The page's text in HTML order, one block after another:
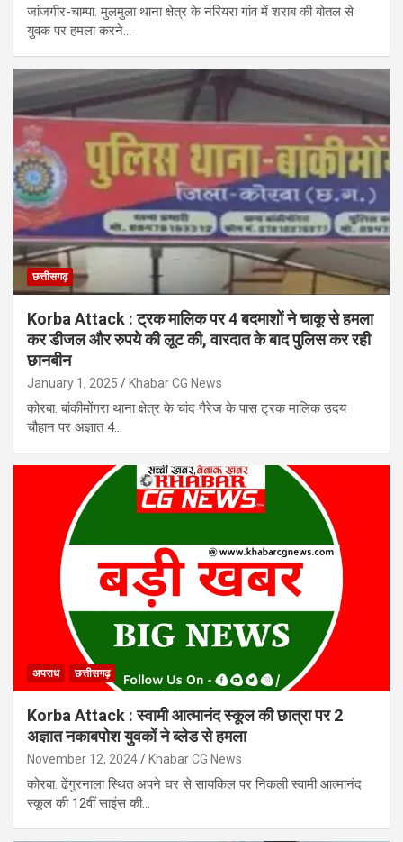
जांजगीर-चाम्पा. मुलमुला थाना क्षेत्र के नरियरा गांव में शराब की बोतल से
युवक पर हमला करने…
छत्तीसगढ़
Korba Attack : ट्रक मालिक पर 4 बदमाशों ने चाकू से हमला
कर डीजल और रुपये की लूट की, वारदात के बाद पुलिस कर रही
छानबीन
January 1, 2025 Khabar CG News
कोरबा. बांकीमोंगरा थाना क्षेत्र के चांद गैरेज के पास ट्रक मालिक उदय
चौहान पर अज्ञात 4…
अपराध छत्तीसगढ़
Korba Attack : स्वामी आत्मानंद स्कूल की छात्रा पर 2
अज्ञात नकाबपोश युवकों ने ब्लेड से हमला
November 12, 2024 Khabar CG News
कोरबा. ढेंगुरनाला स्थित अपने घर से सायकिल पर निकली स्वामी आत्मानंद
स्कूल की 12वीं साइंस की…